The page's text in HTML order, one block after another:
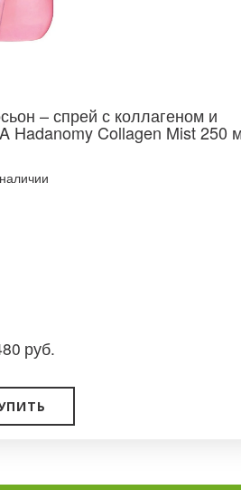
– спрей с коллагеном и
Hadanomy Collagen Mist 250
руб.